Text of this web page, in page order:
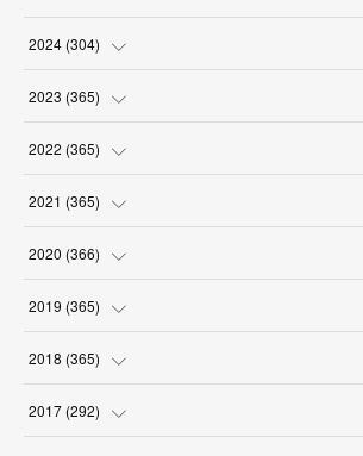
2024 (304)
(3)
(31
(30
(31
2023 (365)
(31
(30
(31
(30
2022 (365)
(31
(30
(31
(30
2021 (365)
(31
(30
(31
(30
2020 (366)
(31
(30
(31
2019 (365)
(31
(30
2018 (365)
(31
2017 (292)